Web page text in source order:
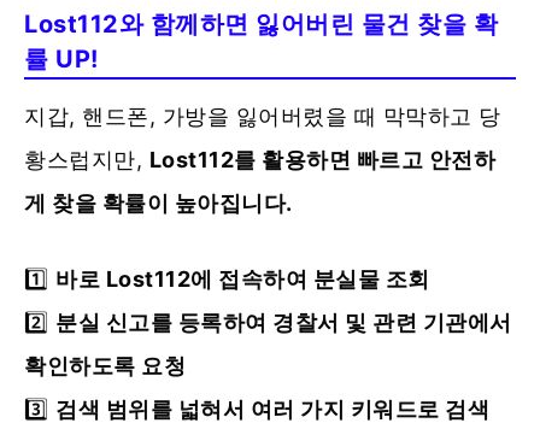
Lost112와 함께하면 잃어버린 물건 찾을 확
률 UP!
지갑, 핸드폰, 가방을 잃어버렸을 때 막막하고 당
황스럽지만, Lost112를 활용하면 빠르고 안전하
게 찾을 확률이 높아집니다.
1️⃣ 바로 Lost112에 접속하여 분실물 조회
2️⃣ 분실 신고를 등록하여 경찰서 및 관련 기관에서
확인하도록 요청
3️⃣ 검색 범위를 넓혀서 여러 가지 키워드로 검색